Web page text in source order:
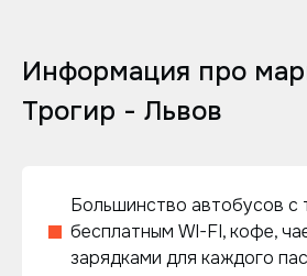
Информация про
Трогир - Львов
Большинство автобусов с
бесплатным WI-FI, кофе,
зарядками для каждого